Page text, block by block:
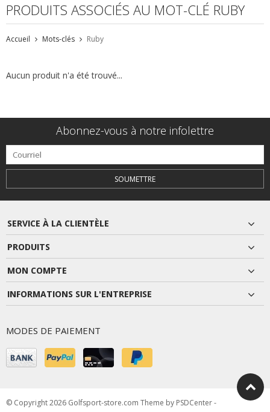
PRODUITS ASSOCIÉS AU MOT-CLÉ RUBY
Accueil Mots-clés Ruby
Aucun produit n'a été trouvé...
Abonnez-vous à notre infolettre
SOUMETTRE
SERVICE À LA CLIENTÈLE
PRODUITS
MON COMPTE
INFORMATIONS SUR L'ENTREPRISE
MODES DE PAIEMENT
© Copyright 2026 Golfsport-store.com Theme by PSDCenter-